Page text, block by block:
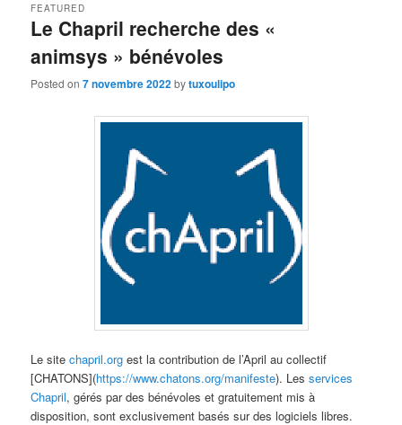
Le Chapril recherche des «
animsys » bénévoles
FEATURED
Posted on7 novembre 2022bytuxoulipo
Le site chapril.org est la contribution de l’April au collectif
[CHATONS](https://www.chatons.org/manifeste). Lesservices
Chapril, gérés par des bénévoles et gratuitement mis à
disposition, sont exclusivement basés sur des logiciels libres.